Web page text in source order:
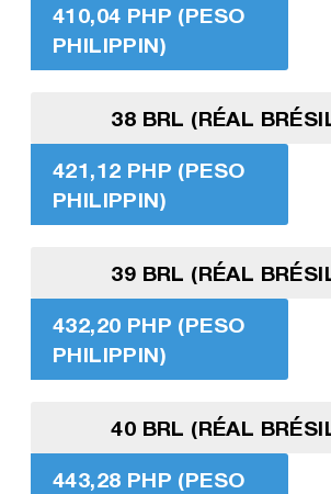
410,04 PHP (PESO
PHILIPPIN)
38 BRL (RÉAL
421,12 PHP (PESO
PHILIPPIN)
39 BRL (RÉAL
432,20 PHP (PESO
PHILIPPIN)
40 BRL (RÉAL
443,28 PHP (PESO